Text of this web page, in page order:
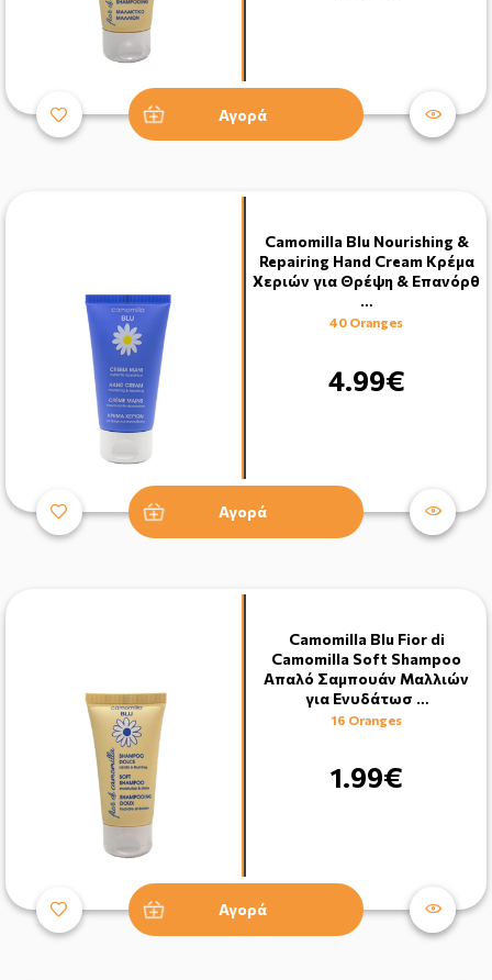
Αγορά
Camomilla Blu Nourishing &
Repairing Hand Cream Κρέμα
Χεριών για Θρέψη & Eπανόρθ
…
40 Oranges
4.99€
Αγορά
Camomilla Blu Fior di
Camomilla Soft Shampoo
Απαλό Σαμπουάν Mαλλιών
για Eνυδάτωσ …
16 Oranges
1.99€
Αγορά